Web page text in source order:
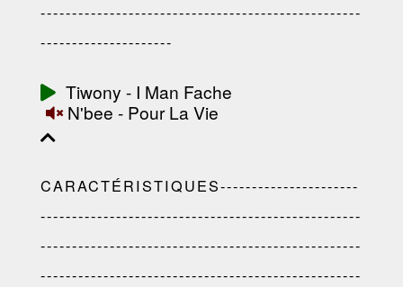
---------------------------------------------------
---------------------
Tiwony - I Man Fache
N'bee - Pour La Vie
CARACTÉRISTIQUES----------------------
---------------------------------------------------
---------------------------------------------------
---------------------------------------------------